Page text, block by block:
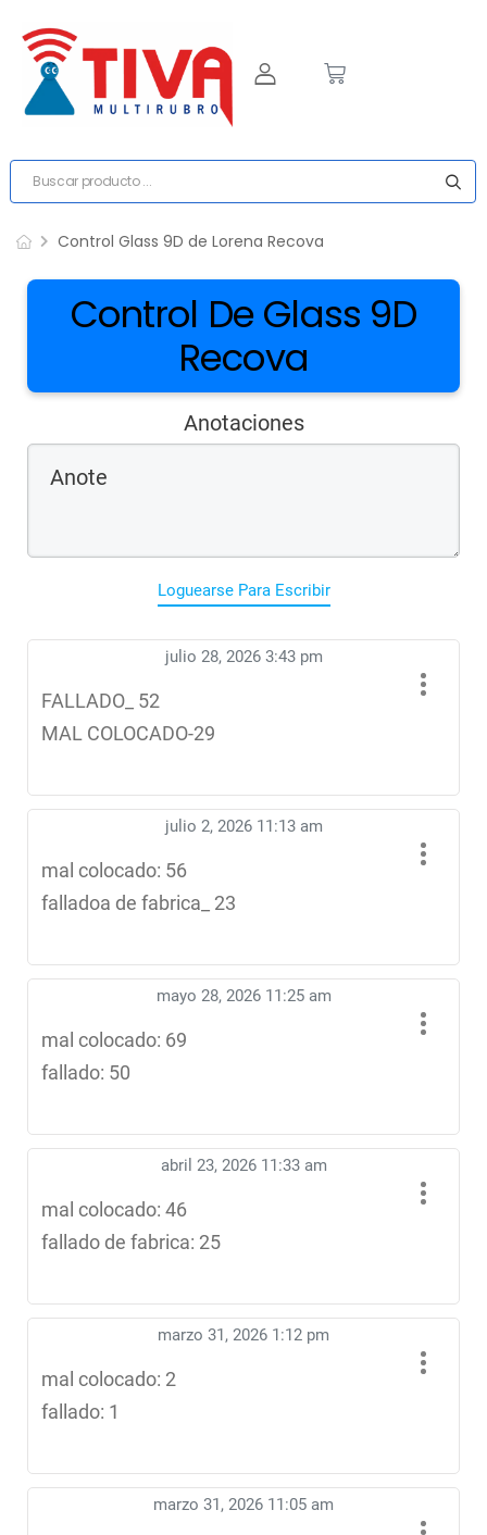
Control Glass 9D de Lorena Recova
Control De Glass 9D
Recova
Anotaciones
Loguearse Para Escribir
julio 28, 2026 3:43 pm
FALLADO_ 52
MAL COLOCADO-29
julio 2, 2026 11:13 am
mal colocado: 56
falladoa de fabrica_ 23
mayo 28, 2026 11:25 am
mal colocado: 69
fallado: 50
abril 23, 2026 11:33 am
mal colocado: 46
fallado de fabrica: 25
marzo 31, 2026 1:12 pm
mal colocado: 2
fallado: 1
marzo 31, 2026 11:05 am